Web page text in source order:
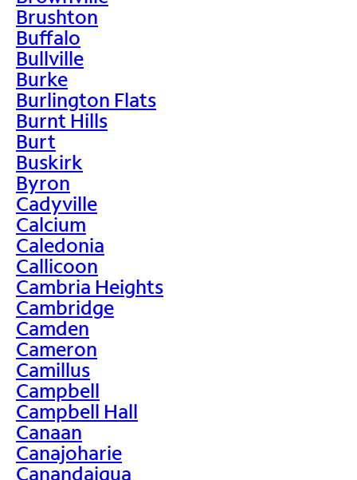
Brushton
Buffalo
Bullville
Burke
Burlington Flats
Burnt Hills
Burt
Buskirk
Byron
Cadyville
Calcium
Caledonia
Callicoon
Cambria Heights
Cambridge
Camden
Cameron
Camillus
Campbell
Campbell Hall
Canaan
Canajoharie
Canandaigua